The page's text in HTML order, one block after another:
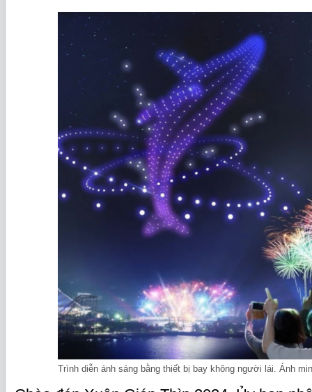
Trình diễn ánh sáng bằng thiết bị bay không người lái. Ảnh